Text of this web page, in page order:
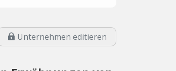
Unternehmen editieren